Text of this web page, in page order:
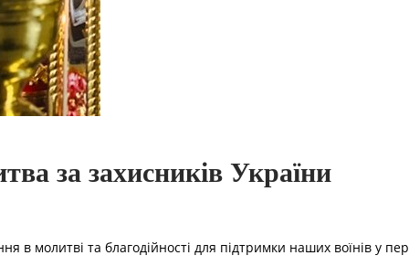
за захисників України
в молитві та благодійності для підтримки наших воїнів у